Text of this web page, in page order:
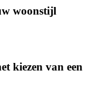
woonstijl
kiezen van een